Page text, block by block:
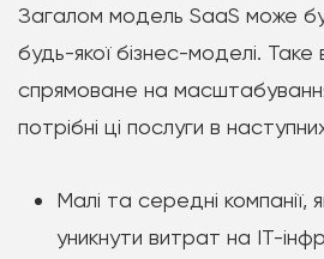
Загалом модель SaaS може
будь-якої бізнес-моделі. Таке
спрямоване на
потрібні ці послуги в
Малі та середні компанії,
уникнути витрат на IT-